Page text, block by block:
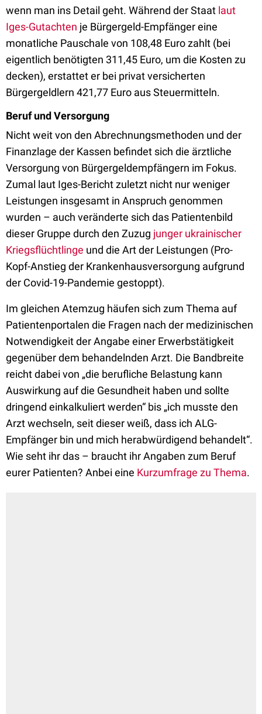
wenn man ins Detail geht. Während der Staat laut
Iges-Gutachten je Bürgergeld-Empfänger eine
monatliche Pauschale von 108,48 Euro zahlt (bei
eigentlich benötigten 311,45 Euro, um die Kosten zu
decken), erstattet er bei privat versicherten
Bürgergeldlern 421,77 Euro aus Steuermitteln.
Beruf und Versorgung
Nicht weit von den Abrechnungsmethoden und der
Finanzlage der Kassen befindet sich die ärztliche
Versorgung von Bürgergeldempfängern im Fokus.
Zumal laut Iges-Bericht zuletzt nicht nur weniger
Leistungen insgesamt in Anspruch genommen
wurden – auch veränderte sich das Patientenbild
dieser Gruppe durch den Zuzug junger ukrainischer
Kriegsflüchtlinge und die Art der Leistungen (Pro-
Kopf-Anstieg der Krankenhausversorgung aufgrund
der Covid-19-Pandemie gestoppt).
Im gleichen Atemzug häufen sich zum Thema auf
Patientenportalen die Fragen nach der medizinischen
Notwendigkeit der Angabe einer Erwerbstätigkeit
gegenüber dem behandelnden Arzt. Die Bandbreite
reicht dabei von „die berufliche Belastung kann
Auswirkung auf die Gesundheit haben und sollte
dringend einkalkuliert werden“ bis „ich musste den
Arzt wechseln, seit dieser weiß, dass ich ALG-
Empfänger bin und mich herabwürdigend behandelt“.
Wie seht ihr das – braucht ihr Angaben zum Beruf
eurer Patienten? Anbei eine Kurzumfrage zu Thema.